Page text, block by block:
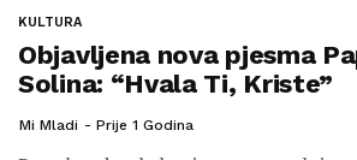
KULTURA
Objavljena nova pjesma
Solina: “Hvala Ti, Kriste”
Mi Mladi Prije 1 Godina